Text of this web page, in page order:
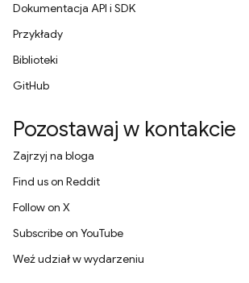
Dokumentacja API i SDK
Przykłady
Biblioteki
GitHub
Pozostawaj w kontakcie
Zajrzyj na bloga
Find us on Reddit
Follow on X
Subscribe on YouTube
Weź udział w wydarzeniu